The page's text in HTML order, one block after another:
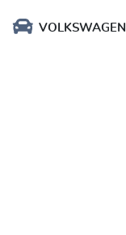
VOLKSWAGEN